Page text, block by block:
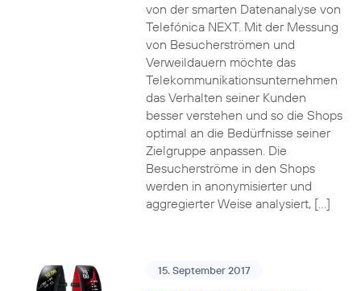
von der smarten Datenanalyse von
Telefónica NEXT. Mit der Messung
von Besucherströmen und
Verweildauern möchte das
Telekommunikationsunternehmen
das Verhalten seiner Kunden
besser verstehen und so die Shops
optimal an die Bedürfnisse seiner
Zielgruppe anpassen. Die
Besucherströme in den Shops
werden in anonymisierter und
aggregierter Weise analysiert, […]
15. September 2017